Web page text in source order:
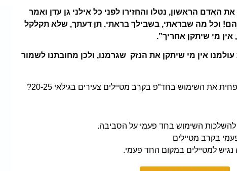
האדם הראשון, נטלו והחזירו לפני כל אילני גן עדן ואמר
וכל מה שבראתי, בשבילך בראתי. תן דעתך, שלא תקלקל
מי שיתקן אחריך”.
אין מי שיתקן את הנזק שגרמנו, ולכן מחובתנו לשמור
את השימוש בחד”פ בקרב מטיילים צעירים בגילאי 20-25?
להשלכות השימוש בחד פעמי על הסביבה.
בקרב מטיילים
נגיש למטיילים במקום החד פעמי.